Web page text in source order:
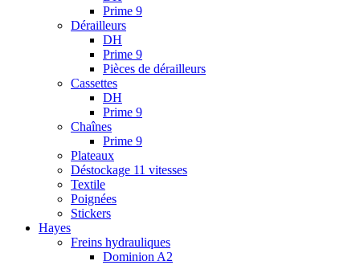
Prime 9
Dérailleurs
DH
Prime 9
Pièces de dérailleurs
Cassettes
DH
Prime 9
Chaînes
Prime 9
Plateaux
Déstockage 11 vitesses
Textile
Poignées
Stickers
Hayes
Freins hydrauliques
Dominion A2